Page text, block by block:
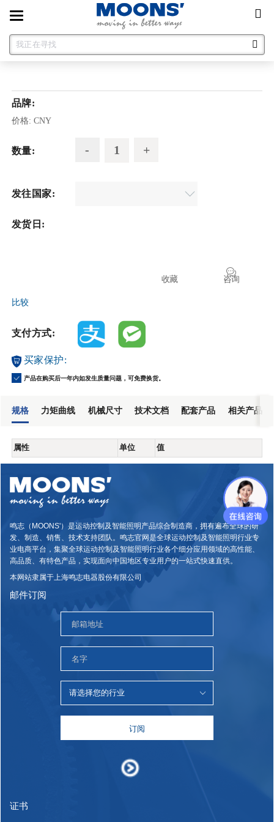
Toggle
navigation
品牌:
价格: CNY
数量:
发往国家:
发货日:
咨询
收藏
比较
支付方式:
买家保护:
产品在购买后一年内如发生质量问题，可免费换货。
规格 力矩曲线 机械尺寸 技术文档 配套产品 相关产品
属性 单位 值
鸣志（MOONS'）是运动控制及智能照明产品综合制造商，拥有遍布全球的研
发、制造、销售、技术支持团队。鸣志官网是全球运动控制及智能照明行业专
业电商平台，集聚全球运动控制及智能照明行业各个细分应用领域的高性能、
高品质、有特色产品，实现面向中国地区专业用户的一站式快速直供。
本网站隶属于上海鸣志电器股份有限公司
邮件订阅
订阅
证书